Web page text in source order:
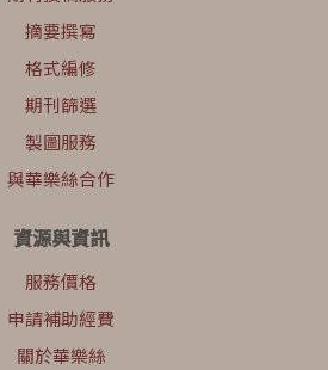
摘要撰寫
格式編修
期刊篩選
製圖服務
與華樂絲合作
資源與資訊
服務價格
申請補助經費
關於華樂絲